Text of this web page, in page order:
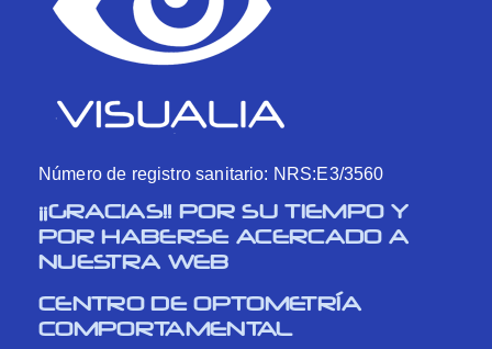
Número de registro sanitario: NRS:E3/3560
¡¡GRACIAS!! POR SU TIEMPO Y
POR HABERSE ACERCADO A
NUESTRA WEB
CENTRO DE OPTOMETRÍA
COMPORTAMENTAL